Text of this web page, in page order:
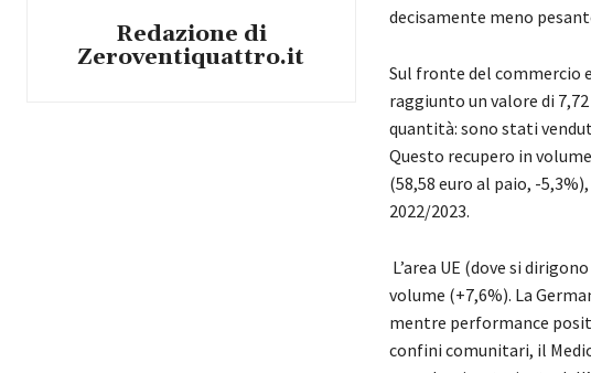
Redazione di
Zeroventiquattro.it
decisamente meno
Sul fronte del commercio
raggiunto un valore di
quantità: sono stati
Questo recupero in
(58,58 euro al paio, -
2022/2023.
L’area UE (dove si
volume (+7,6%). La
mentre performance
confini comunitari, il